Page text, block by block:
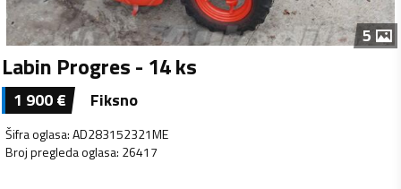
5
Labin Progres - 14 ks
1 900€ Fiksno
Šifra oglasa:AD283152321ME
Broj pregleda oglasa: 26417